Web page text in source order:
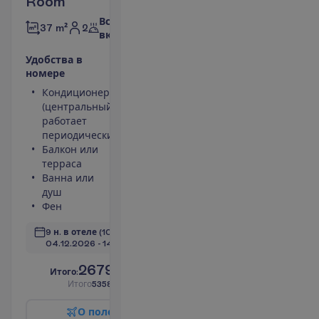
37 m² 2
Все
включено
Удобства в
номере
Кондиционер
(центральный,
работает
периодически)
Балкон или
терраса
Ванна или
душ
Фен
9 н. в отеле (10 н. всего)
04.12.2026 - 14.12.2026
Итого:2679.00
Итого5358.00
О поле